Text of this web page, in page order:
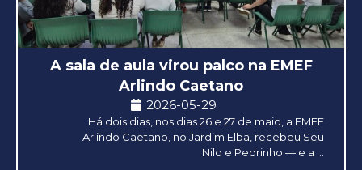
A sala de aula virou palco na EMEF
Arlindo Caetano
2026-05-29
Há dois dias, nos dias 26 e 27 de maio, a EMEF
Arlindo Caetano, no Jardim Elba, recebeu Seu
Nilo e Pedrinho — e a ...